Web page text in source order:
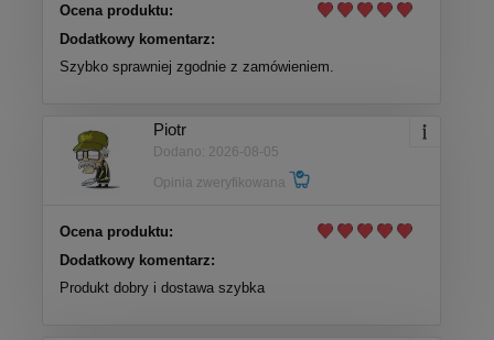
Ocena produktu:
Dodatkowy komentarz:
Szybko sprawniej zgodnie z zamówieniem.
Piotr
Dodano: 2026-08-05
Opinia zweryfikowana
Ocena produktu:
Dodatkowy komentarz:
Produkt dobry i dostawa szybka